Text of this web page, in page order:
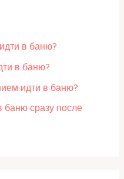
в баню?
в баню?
идти в баню?
баню сразу после